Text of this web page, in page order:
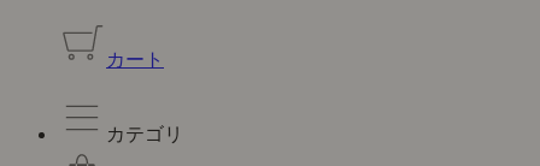
カート
カテゴリ